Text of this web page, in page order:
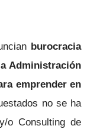
burocracia
Administración
emprender en
no se ha
o Consulting de